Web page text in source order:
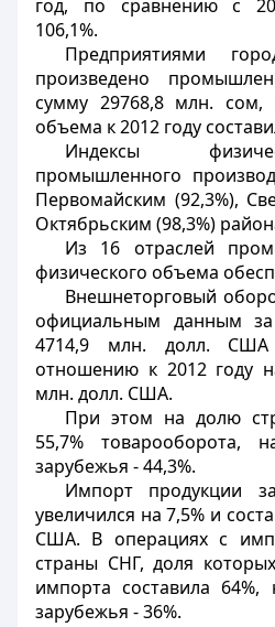
год, по сравнению с
106,1%.
Предприятиями
произведено
сумму 29768,8 млн. сом,
объема к 2012 году
Индексы
промышленного
Первомайским (92,3%),
Октябрьским (98,3%)
Из 16 отраслей
физического объема
Внешнеторговый
официальным данным за
4714,9 млн. долл.
отношению к 2012 году
млн. долл. США.
При этом на долю
55,7% товарооборота,
зарубежья - 44,3%.
Импорт продукции
увеличился на 7,5% и
США. В операциях с
страны СНГ, доля
импорта составила 64%,
зарубежья - 36%.